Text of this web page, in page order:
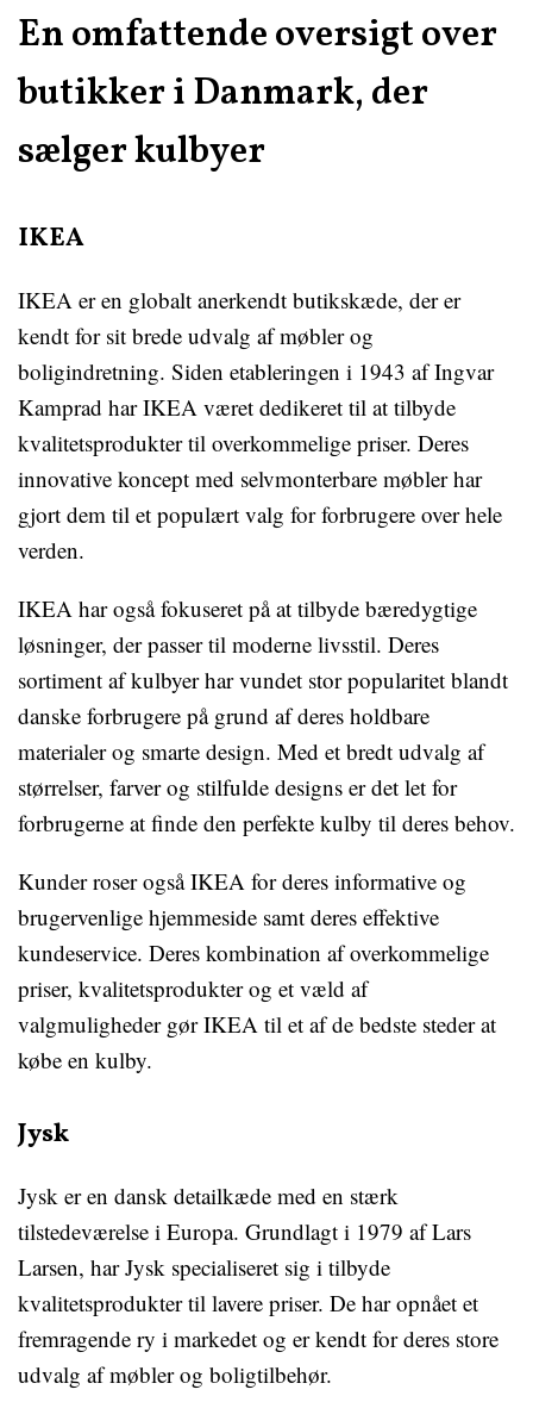
En omfattende oversigt over
butikker i Danmark, der
sælger kulbyer
IKEA
IKEA er en globalt anerkendt butikskæde, der er
kendt for sit brede udvalg af møbler og
boligindretning. Siden etableringen i 1943 af Ingvar
Kamprad har IKEA været dedikeret til at tilbyde
kvalitetsprodukter til overkommelige priser. Deres
innovative koncept med selvmonterbare møbler har
gjort dem til et populært valg for forbrugere over hele
verden.
IKEA har også fokuseret på at tilbyde bæredygtige
løsninger, der passer til moderne livsstil. Deres
sortiment af kulbyer har vundet stor popularitet blandt
danske forbrugere på grund af deres holdbare
materialer og smarte design. Med et bredt udvalg af
størrelser, farver og stilfulde designs er det let for
forbrugerne at finde den perfekte kulby til deres behov.
Kunder roser også IKEA for deres informative og
brugervenlige hjemmeside samt deres effektive
kundeservice. Deres kombination af overkommelige
priser, kvalitetsprodukter og et væld af
valgmuligheder gør IKEA til et af de bedste steder at
købe en kulby.
Jysk
Jysk er en dansk detailkæde med en stærk
tilstedeværelse i Europa. Grundlagt i 1979 af Lars
Larsen, har Jysk specialiseret sig i tilbyde
kvalitetsprodukter til lavere priser. De har opnået et
fremragende ry i markedet og er kendt for deres store
udvalg af møbler og boligtilbehør.